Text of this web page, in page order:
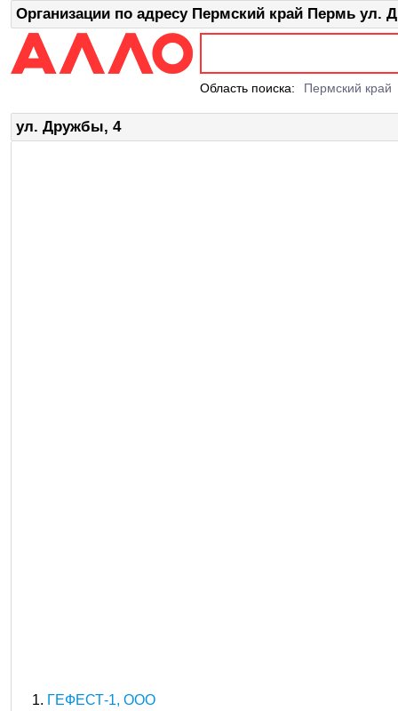
Организации по адресу Пермский край Пермь ул.
Область поиска: Пермский край
ул. Дружбы, 4
ГЕФЕСТ-1, ООО